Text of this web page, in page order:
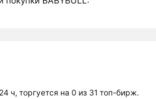
ч, торгуется на 0 из 31 топ-бирж.